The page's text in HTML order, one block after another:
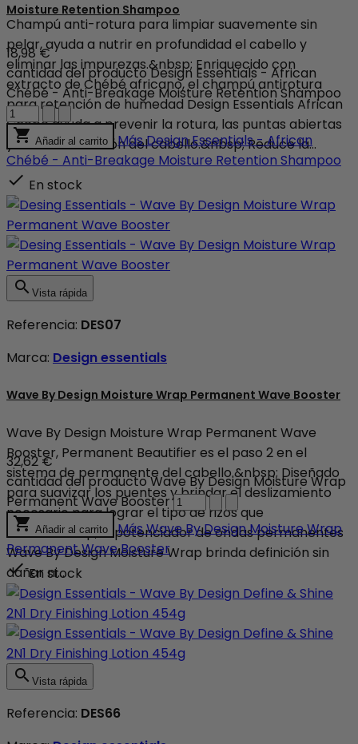
Moisture Retention Shampoo
Champú anti-rotura para limpiar suavemente sin
pelar, ayuda a nutrir en profundidad el cabello y
eliminar las impurezas.&nbsp; Enriquecido con
extracto de Chébé africano, el champú antirotura
para retención de humedad Design Essentials African
Chébé ayuda a prevenir la rotura, las puntas abiertas
y la deshidratación del cabello.&nbsp; Reduce la...
18,98 €
cantidad del producto Design Essentials - African
Chébé - Anti-Breakage Moisture Retention Shampoo
 Añadir al carrito MásDesign Essentials - African
Chébé - Anti-Breakage Moisture Retention Shampoo
 En stock
 Vista rápida
Referencia: DES07
Marca: Design essentials
Wave By Design Moisture Wrap Permanent Wave Booster
Wave By Design Moisture Wrap Permanent Wave
Booster, Permanent Beautifier es el paso 2 en el
sistema de permanente del cabello.&nbsp; Diseñado
para suavizar los puentes y brindar el deslizamiento
necesario para lograr el tipo de rizos que
deseas.&nbsp; El potenciador de ondas permanentes
Wave By Design Moisture Wrap brinda definición sin
dañar ni...
32,62 €
cantidad del producto Wave By Design Moisture Wrap
Permanent Wave Booster
 Añadir al carrito MásWave By Design Moisture Wrap
Permanent Wave Booster
En stock
 Vista rápida
Referencia: DES66